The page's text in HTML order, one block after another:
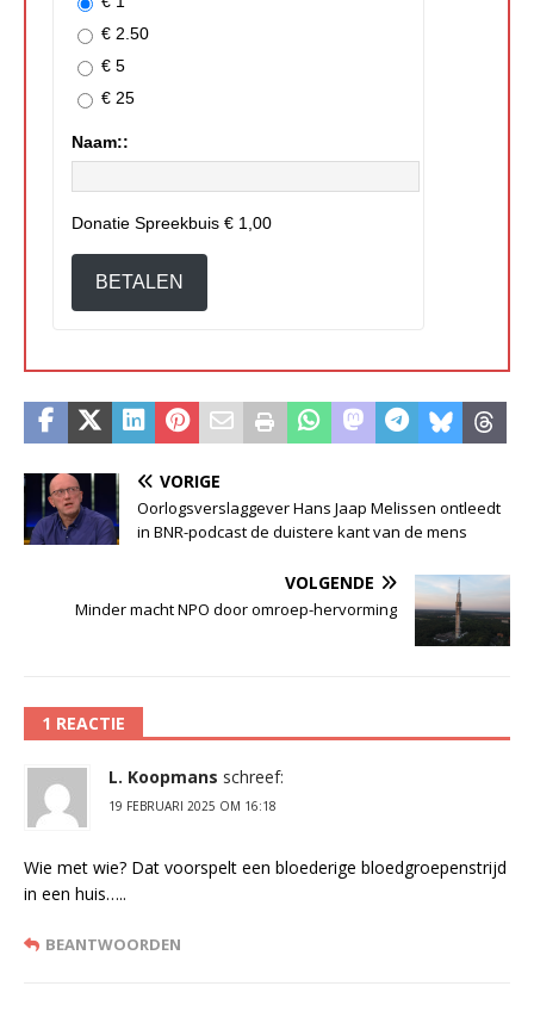
€ 2.50
€ 5
€ 25
Naam::
Donatie Spreekbuis € 1,00
BETALEN
VORIGE
Oorlogsverslaggever Hans Jaap Melissen ontleedt
in BNR-podcast de duistere kant van de mens
VOLGENDE
Minder macht NPO door omroep-hervorming
1 REACTIE
L. Koopmans schreef:
19 FEBRUARI 2025 OM 16:18
Wie met wie? Dat voorspelt een bloederige bloedgroepenstrijd
in een huis…..
BEANTWOORDEN